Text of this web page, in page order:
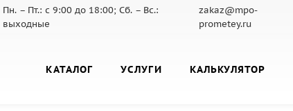
Пн. – Пт.: с 9:00 до 18:00; Сб. – Вс.:
выходные
zakaz@mpo-
prometey.ru
КАТАЛОГ УСЛУГИ КАЛЬКУЛЯТОР